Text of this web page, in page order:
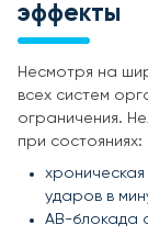
эффекты
Несмотря на
всех систем
ограничения.
при состояниях:
ударов в
АВ-блокада